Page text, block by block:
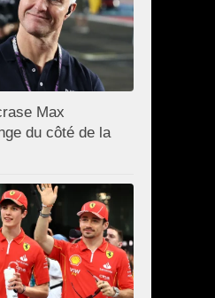
Max
du côté de la